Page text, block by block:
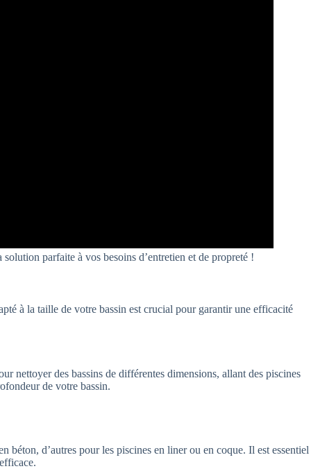
parfaite à vos besoins d’entretien et de propreté !
à la taille de votre bassin est crucial pour garantir une efficacité
nettoyer des bassins de différentes dimensions, allant des piscines
de votre bassin.
béton, d’autres pour les piscines en liner ou en coque. Il est essentiel